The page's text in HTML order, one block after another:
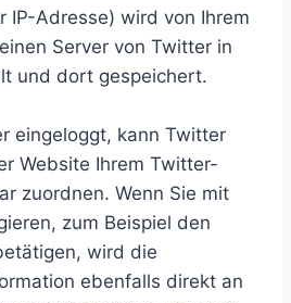
IP-Adresse) wird von Ihrem
Server von Twitter in
und dort gespeichert.
eingeloggt, kann Twitter
Website Ihrem Twitter-
zuordnen. Wenn Sie mit
zum Beispiel den
wird die
ebenfalls direkt an